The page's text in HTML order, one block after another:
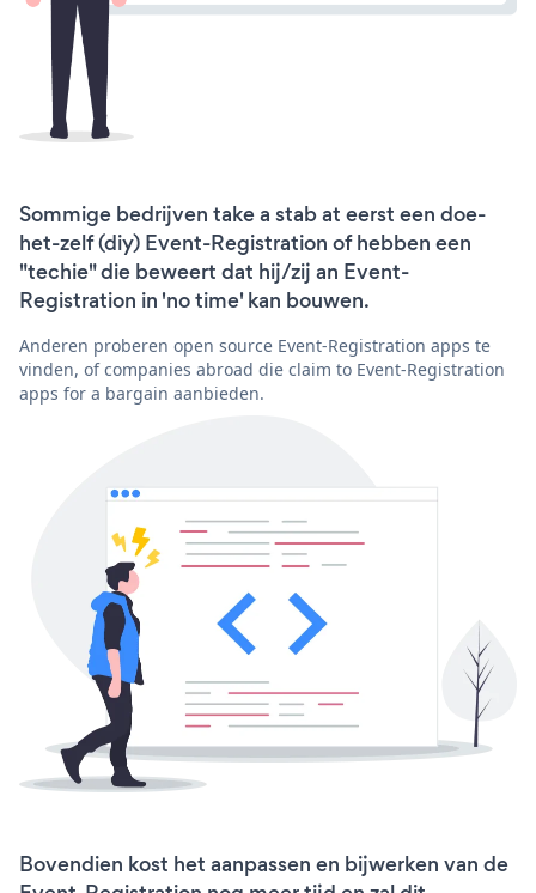
Sommige bedrijven take a stab at eerst een doe-
het-zelf (diy) Event-Registration of hebben een
"techie" die beweert dat hij/zij an Event-
Registration in 'no time' kan bouwen.
Anderen proberen open source Event-Registration apps te
vinden, of companies abroad die claim to Event-Registration
apps for a bargain aanbieden.
Bovendien kost het aanpassen en bijwerken van de